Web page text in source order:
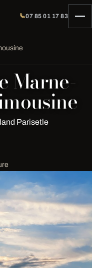
07 85 01 17 83
Marne-
Parisetle